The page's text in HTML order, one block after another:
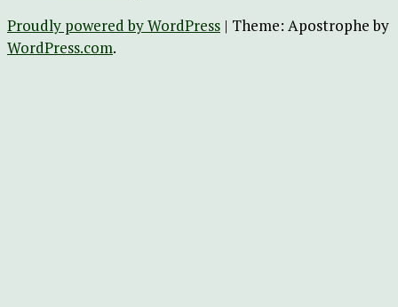
Proudly powered by WordPress | Theme: Apostrophe by
WordPress.com.